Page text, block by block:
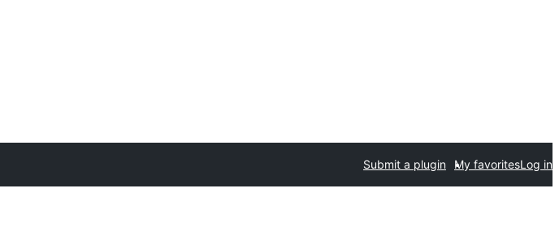
Submit a plugin My favoritesLog in